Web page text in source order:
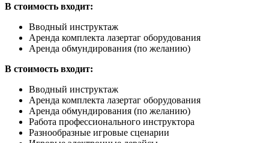
В стоимость входит:
Вводный инструктаж
Аренда комплекта лазертаг оборудования
Аренда обмундирования (по желанию)
В стоимость входит:
Вводный инструктаж
Аренда комплекта лазертаг оборудования
Аренда обмундирования (по желанию)
Работа профессионального инструктора
Разнообразные игровые сценарии